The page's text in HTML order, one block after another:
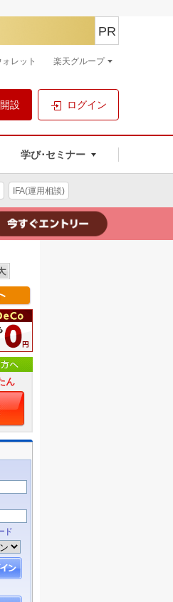
設 ログイン
学び･セミナー
PR
ォレット 楽天グループ
IFA(運用相談)
ん
ド